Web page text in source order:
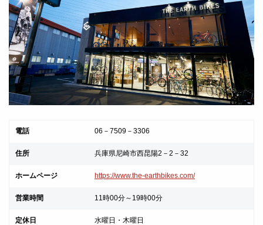
電話 06－7509－3306
住所 兵庫県尼崎市西昆陽2－2－32
ホームページ https://www.the-earthbikes.com/
営業時間 11時00分～19時00分
定休日 水曜日・木曜日